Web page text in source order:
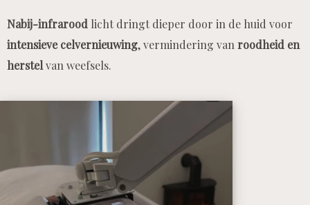
Nabij-infrarood licht dringt dieper door in de huid voor
intensieve celvernieuwing, vermindering van roodheid en
herstel van weefsels.